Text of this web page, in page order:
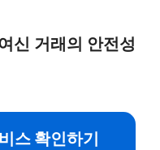
신 거래의 안전성
스 확인하기